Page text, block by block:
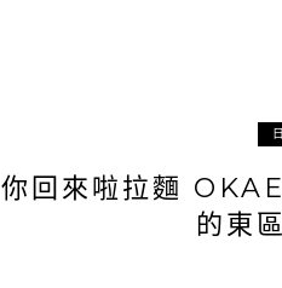
你回來啦拉麵
的東